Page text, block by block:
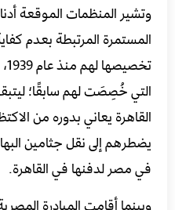
وتشير المنظمات الموقعة
المستمرة المرتبطة بعدم
التي خُصِصَت لهم سابقًا؛
القاهرة يعاني بدوره من
يضطرهم إلى نقل جثامين
في مصر لدفنها في القاهرة.